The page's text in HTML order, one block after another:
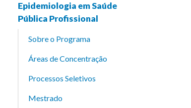
Epidemiologia em Saúde
Pública Profissional
Sobre o Programa
Áreas de Concentração
Processos Seletivos
Mestrado